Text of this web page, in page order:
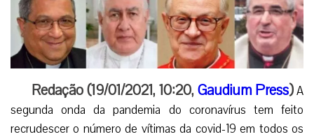
Redação (19/01/2021, 10:20, Gaudium Press)A
segunda onda da pandemia do coronavírus tem feito
recrudescer o número de vítimas da covid-19 em todos os